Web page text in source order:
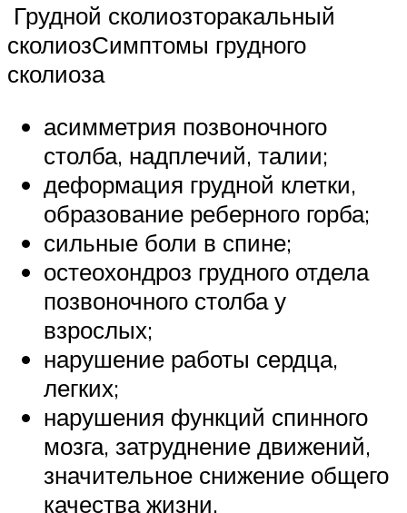
Грудной сколиозторакальный
сколиозСимптомы грудного
сколиоза
асимметрия позвоночного
столба, надплечий, талии;
деформация грудной клетки,
образование реберного горба;
сильные боли в спине;
остеохондроз грудного отдела
позвоночного столба у
взрослых;
нарушение работы сердца,
легких;
нарушения функций спинного
мозга, затруднение движений,
значительное снижение общего
качества жизни.